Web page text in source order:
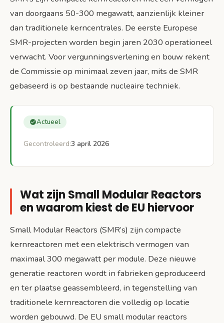
van doorgaans 50-300 megawatt, aanzienlijk kleiner
dan traditionele kerncentrales. De eerste Europese
SMR-projecten worden begin jaren 2030 operationeel
verwacht. Voor vergunningsverlening en bouw rekent
de Commissie op minimaal zeven jaar, mits de SMR
gebaseerd is op bestaande nucleaire techniek.
Actueel
Gecontroleerd:3 april 2026
Wat zijn Small Modular Reactors
en waarom kiest de EU hiervoor
Small Modular Reactors (SMR’s) zijn compacte
kernreactoren met een elektrisch vermogen van
maximaal 300 megawatt per module. Deze nieuwe
generatie reactoren wordt in fabrieken geproduceerd
en ter plaatse geassembleerd, in tegenstelling van
traditionele kernreactoren die volledig op locatie
worden gebouwd. De EU small modular reactors